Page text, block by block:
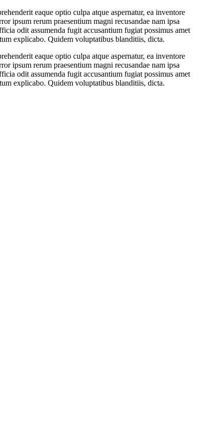
eaque optio culpa atque aspernatur, ea inventore
ipsum rerum praesentium magni recusandae nam ipsa
odit assumenda fugit accusantium fugiat possimus amet
explicabo. Quidem voluptatibus blanditiis, dicta.
eaque optio culpa atque aspernatur, ea inventore
ipsum rerum praesentium magni recusandae nam ipsa
odit assumenda fugit accusantium fugiat possimus amet
explicabo. Quidem voluptatibus blanditiis, dicta.